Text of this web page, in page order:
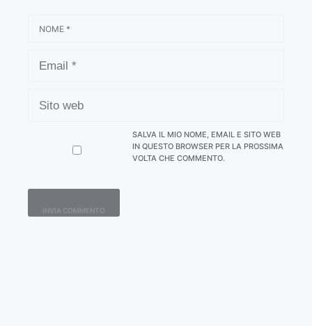
WEB
SALVA IL MIO NOME, EMAIL E SITO WEB
IN QUESTO BROWSER PER LA PROSSIMA
VOLTA CHE COMMENTO.